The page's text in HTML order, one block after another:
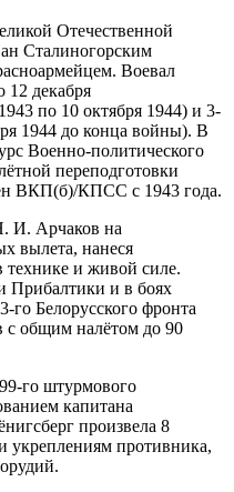
Отечественной
Сталиногорским
Воевал
12 декабря
по 10 октября 1944) и 3-
1944 до конца войны). В
Военно-политического
переподготовки
ВКП(б)/КПСС с 1943 года.
И. Арчаков на
вылета, нанеся
технике и живой силе.
Прибалтики и в боях
го Белорусского фронта
с общим налётом до 90
го штурмового
капитана
произвела 8
укреплениям противника,